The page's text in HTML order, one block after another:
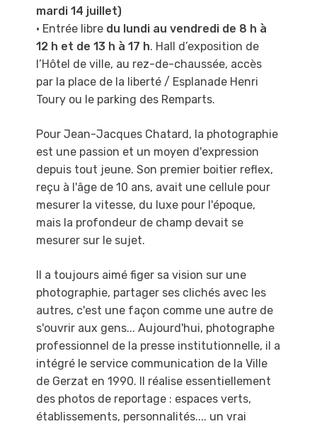
mardi 14 juillet)
• Entrée libre du lundi au vendredi de 8 h à
12 h et de 13 h à 17 h. Hall d’exposition de
l’Hôtel de ville, au rez-de-chaussée, accès
par la place de la liberté / Esplanade Henri
Toury ou le parking des Remparts.
Pour Jean-Jacques Chatard, la photographie
est une passion et un moyen d'expression
depuis tout jeune. Son premier boitier reflex,
reçu à l'âge de 10 ans, avait une cellule pour
mesurer la vitesse, du luxe pour l'époque,
mais la profondeur de champ devait se
mesurer sur le sujet.
Il a toujours aimé figer sa vision sur une
photographie, partager ses clichés avec les
autres, c'est une façon comme une autre de
s'ouvrir aux gens... Aujourd'hui, photographe
professionnel de la presse institutionnelle, il a
intégré le service communication de la Ville
de Gerzat en 1990. Il réalise essentiellement
des photos de reportage : espaces verts,
établissements, personnalités.... un vrai